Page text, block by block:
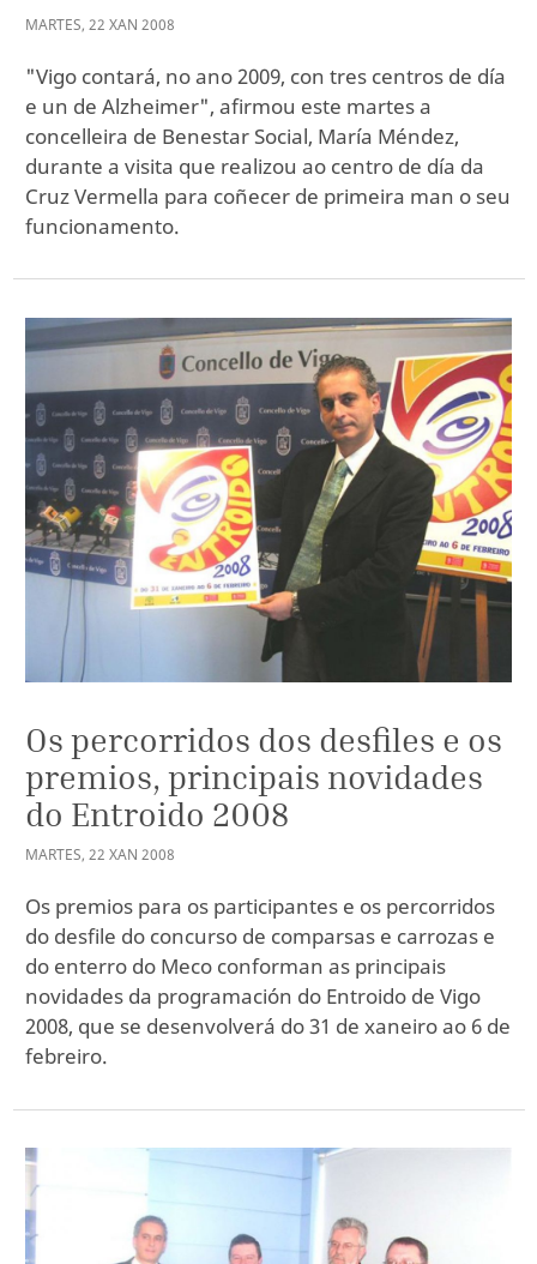
MARTES, 22 XAN 2008
"Vigo contará, no ano 2009, con tres centros de día
e un de Alzheimer", afirmou este martes a
concelleira de Benestar Social, María Méndez,
durante a visita que realizou ao centro de día da
Cruz Vermella para coñecer de primeira man o seu
funcionamento.
Os percorridos dos desfiles e os
premios, principais novidades
do Entroido 2008
MARTES, 22 XAN 2008
Os premios para os participantes e os percorridos
do desfile do concurso de comparsas e carrozas e
do enterro do Meco conforman as principais
novidades da programación do Entroido de Vigo
2008, que se desenvolverá do 31 de xaneiro ao 6 de
febreiro.